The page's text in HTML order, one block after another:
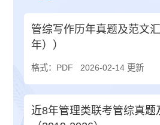
管综写作历年真题及范文
年））
格式：PDF 2026-02-14 更新
近8年管理类联考管综真题